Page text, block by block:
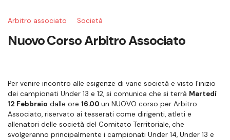
Arbitro associato Società
Nuovo Corso Arbitro Associato
Per venire incontro alle esigenze di varie società e visto l’inizio
dei campionati Under 13 e 12, si comunica che si terrà Martedì
12 Febbraio dalle ore 16.00 un NUOVO corso per Arbitro
Associato, riservato ai tesserati come dirigenti, atleti e
allenatori delle società del Comitato Territoriale, che
svolgeranno principalmente i campionati Under 14, Under 13 e